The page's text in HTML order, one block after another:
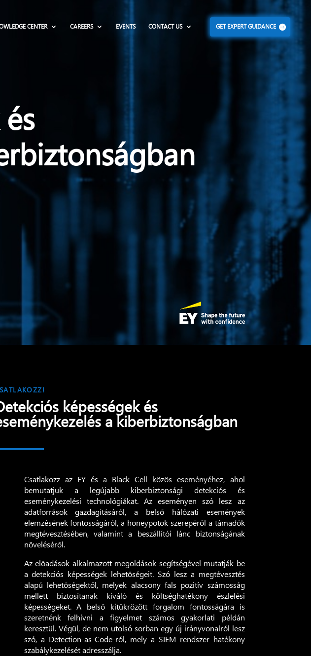
CENTER CAREERS EVENTS CONTACT US GET EXPERT GUIDANCE
képességek és
a kiberbiztonságban
Csatlakozz az EY és a Black Cell közös eseményéhez, ahol
bemutatjuk a legújabb kiberbiztonsági detekciós és
eseménykezelési technológiákat. Az eseményen szó lesz az
adatforrások gazdagításáról, a belső hálózati események
elemzésének fontosságáról, a honeypotok szerepéről a támadók
megtévesztésében, valamint a beszállítói lánc biztonságának
növeléséről.
Az előadások alkalmazott megoldások segítségével mutatják be
a detekciós képességek lehetőségeit. Szó lesz a megtévesztés
alapú lehetőségektől, melyek alacsony fals pozitív számosság
mellett biztosítanak kiváló és költséghatékony észlelési
képességeket. A belső kitükrözött forgalom fontosságára is
szeretnénk felhívni a figyelmet számos gyakorlati példán
keresztül. Végül, de nem utolsó sorban egy új irányvonalról lesz
szó, a Detection-as-Code-ról, mely a SIEM rendszer hatékony
szabálykezelését adresszálja.